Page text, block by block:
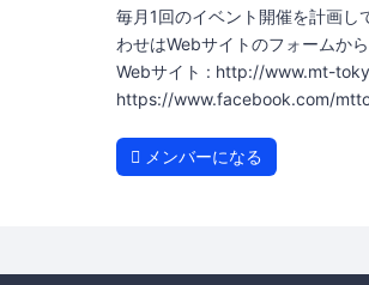
毎月1回のイベント開催を計画し
わせはWebサイトのフォームから
Webサイト : http://www.mt-
https://www.facebook.com/
メンバーになる